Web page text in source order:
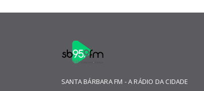
SANTA BÁRBARA FM - A RÁDIO DA CIDADE